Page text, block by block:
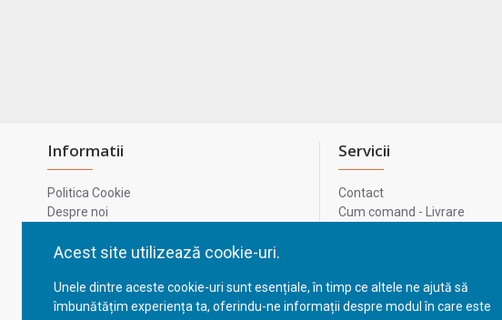
Acest site utilizează cookie-uri.
Unele dintre aceste cookie-uri sunt esențiale, în timp ce altele ne ajută să
îmbunătățim experiența ta, oferindu-ne informații despre modul în care este
Informatii
Politica Cookie
Despre noi
Confidentialitate
GDPR - Datele tale
Servicii
Contact
Cum comand - Livrare
ANPC
ANPC - SAL